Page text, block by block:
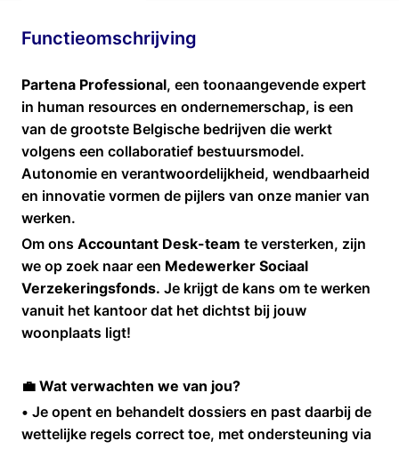
Functieomschrijving
Partena Professional, een toonaangevende expert
in human resources en ondernemerschap, is een
van de grootste Belgische bedrijven die werkt
volgens een collaboratief bestuursmodel.
Autonomie en verantwoordelijkheid, wendbaarheid
en innovatie vormen de pijlers van onze manier van
werken.
Om ons Accountant Desk-team te versterken, zijn
we op zoek naar een Medewerker Sociaal
Verzekeringsfonds. Je krijgt de kans om te werken
vanuit het kantoor dat het dichtst bij jouw
woonplaats ligt!
💼 Wat verwachten we van jou?
• Je opent en behandelt dossiers en past daarbij de
wettelijke regels correct toe, met ondersteuning via